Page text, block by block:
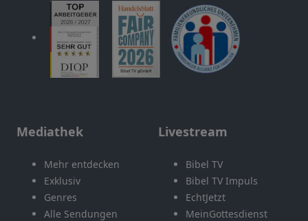
Mediathek
Mehr entdecken
Exklusiv
Genres
Alle Sendungen
Livestream
Bibel TV
Bibel TV Impuls
EchtJetzt
MeinGottesdienst